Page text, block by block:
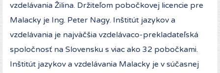
vzdelávania Žilina. Držiteľom pobočkovej licencie pre
Malacky je Ing. Peter Nagy. Inštitút jazykov a
vzdelávania je najväčšia vzdelávaco-prekladateľská
spoločnosť na Slovensku s viac ako 32 pobočkami.
Inštitút jazykov a vzdelávania Malacky je v súčasnej